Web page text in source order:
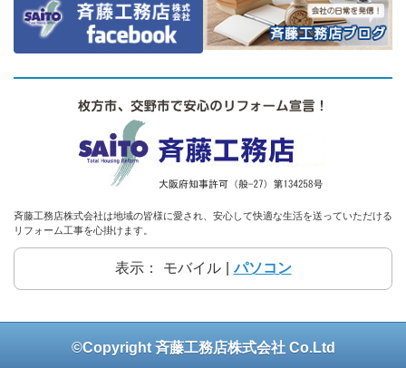
斉藤工務店株式会社は地域の皆様に愛され、安心して快適な生活を送っていただける
リフォーム工事を心掛けます。
表示： モバイル パソコン
©Copyright 斉藤工務店株式会社 Co.Ltd